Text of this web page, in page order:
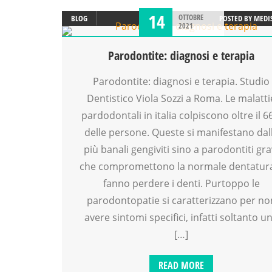
BLOG POSTED BY
14
OTTOBRE
2021
Parodontite: diagnosi e terapia
Parodontite: diagnosi e terapia. Studio
Dentistico Viola Sozzi a Roma. Le
pardodontali in italia colpiscono oltre il
delle persone. Queste si manifestano
più banali gengiviti sino a parodontiti
che compromettono la normale
fanno perdere i denti. Purtoppo le
parodontopatie si caratterizzano per
avere sintomi specifici, infatti soltanto
[…]
READ MORE